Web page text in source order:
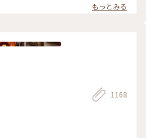
もっとみる
1168